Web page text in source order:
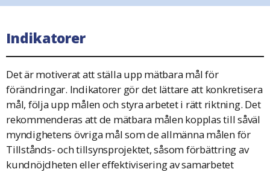
Indikatorer
Det är motiverat att ställa upp mätbara mål för
förändringar. Indikatorer gör det lättare att konkretisera
mål, följa upp målen och styra arbetet i rätt riktning. Det
rekommenderas att de mätbara målen kopplas till såväl
myndighetens övriga mål som de allmänna målen för
Tillstånds- och tillsynsprojektet, såsom förbättring av
kundnöjdheten eller effektivisering av samarbetet